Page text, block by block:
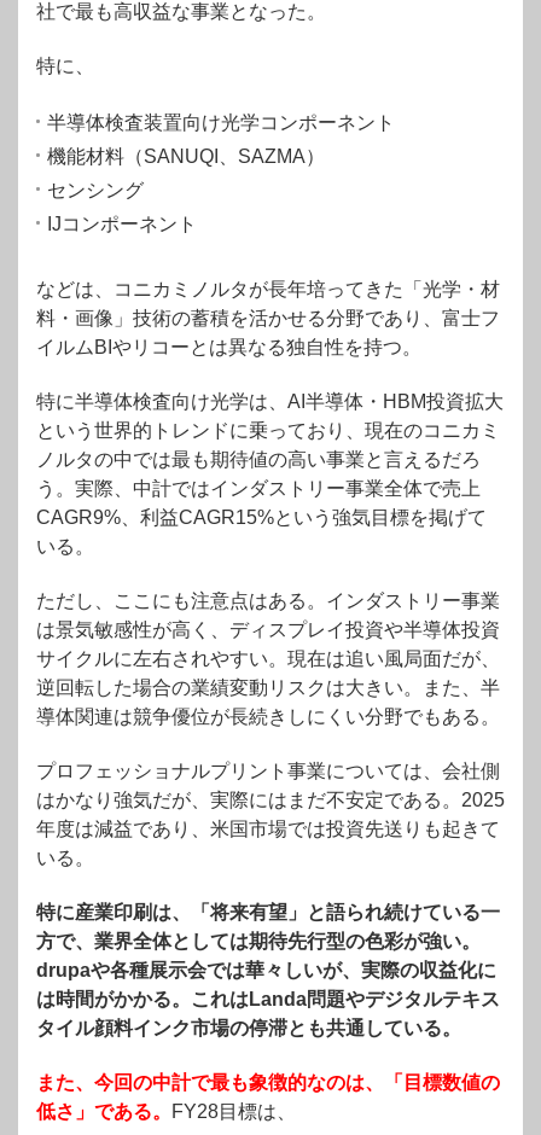
社で最も高収益な事業となった。
特に、
半導体検査装置向け光学コンポーネント
機能材料（SANUQI、SAZMA）
センシング
IJコンポーネント
などは、コニカミノルタが長年培ってきた「光学・材
料・画像」技術の蓄積を活かせる分野であり、富士フ
イルムBIやリコーとは異なる独自性を持つ。
特に半導体検査向け光学は、AI半導体・HBM投資拡大
という世界的トレンドに乗っており、現在のコニカミ
ノルタの中では最も期待値の高い事業と言えるだろ
う。実際、中計ではインダストリー事業全体で売上
CAGR9%、利益CAGR15%という強気目標を掲げて
いる。
ただし、ここにも注意点はある。インダストリー事業
は景気敏感性が高く、ディスプレイ投資や半導体投資
サイクルに左右されやすい。現在は追い風局面だが、
逆回転した場合の業績変動リスクは大きい。また、半
導体関連は競争優位が長続きしにくい分野でもある。
プロフェッショナルプリント事業については、会社側
はかなり強気だが、実際にはまだ不安定である。2025
年度は減益であり、米国市場では投資先送りも起きて
いる。
特に産業印刷は、「将来有望」と語られ続けている一
方で、業界全体としては期待先行型の色彩が強い。
drupaや各種展示会では華々しいが、実際の収益化に
は時間がかかる。これはLanda問題やデジタルテキス
タイル顔料インク市場の停滞とも共通している。
また、今回の中計で最も象徴的なのは、「目標数値の
低さ」である。
FY28目標は、